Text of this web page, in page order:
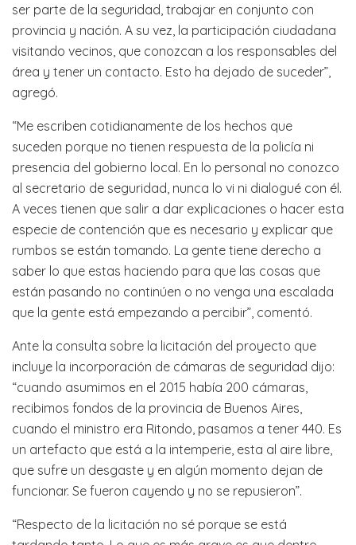
ser parte de la seguridad, trabajar en conjunto con
provincia y nación. A su vez, la participación ciudadana
visitando vecinos, que conozcan a los responsables del
área y tener un contacto. Esto ha dejado de suceder”,
agregó.
“Me escriben cotidianamente de los hechos que
suceden porque no tienen respuesta de la policía ni
presencia del gobierno local. En lo personal no conozco
al secretario de seguridad, nunca lo vi ni dialogué con él.
A veces tienen que salir a dar explicaciones o hacer esta
especie de contención que es necesario y explicar que
rumbos se están tomando. La gente tiene derecho a
saber lo que estas haciendo para que las cosas que
están pasando no continúen o no venga una escalada
que la gente está empezando a percibir”, comentó.
Ante la consulta sobre la licitación del proyecto que
incluye la incorporación de cámaras de seguridad dijo:
“cuando asumimos en el 2015 había 200 cámaras,
recibimos fondos de la provincia de Buenos Aires,
cuando el ministro era Ritondo, pasamos a tener 440. Es
un artefacto que está a la intemperie, esta al aire libre,
que sufre un desgaste y en algún momento dejan de
funcionar. Se fueron cayendo y no se repusieron”.
“Respecto de la licitación no sé porque se está